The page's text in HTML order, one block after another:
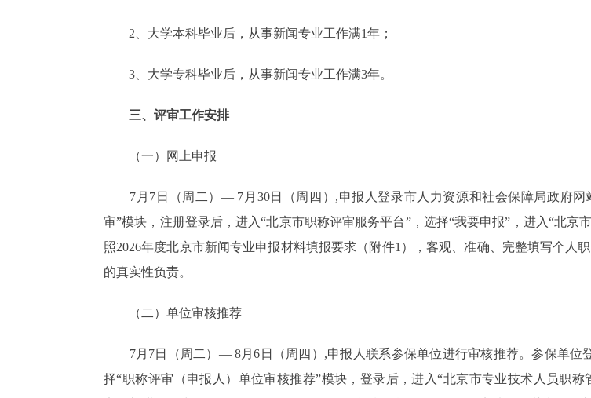
2、大学本科毕业后，从事新闻专业工作满1年；
3、大学专科毕业后，从事新闻专业工作满3年。
三、评审工作安排
（一）网上申报
7月7日（周二）— 7月30日（周四）,申报人登录市人力资源和社会保障局政府网站
审”模块，注册登录后，进入“北京市职称评审服务平台”，选择“我要申报”，进入“北
照2026年度北京市新闻专业申报材料填报要求（附件1），客观、准确、完整填写个人
的真实性负责。
（二）单位审核推荐
7月7日（周二）— 8月6日（周四）,申报人联系参保单位进行审核推荐。参保单位
择“职称评审（申报人）单位审核推荐”模块，登录后，进入“北京市专业技术人员职